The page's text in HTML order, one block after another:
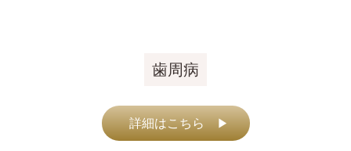
歯周病
詳細はこちら ▶